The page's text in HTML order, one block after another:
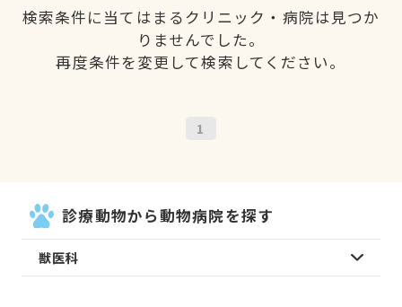
検索条件に当てはまるクリニック・病院は見つか
りませんでした。
再度条件を変更して検索してください。
1
診療動物から動物病院を探す
獣医科